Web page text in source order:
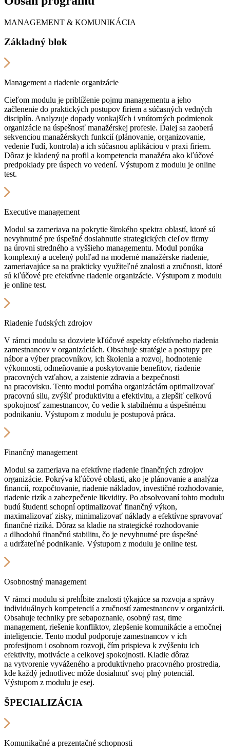
MANAGEMENT & KOMUNIKÁCIA
Základný blok
Management a riadenie organizácie
Cieľom modulu je priblíženie pojmu managementu a jeho
začlenenie do praktických postupov firiem a súčasných vedných
disciplín. Analyzuje dopady vonkajších i vnútorných podmienok
organizácie na úspešnosť manažérskej profesie. Ďalej sa zaoberá
sekvenciou manažérskych funkcií (plánovanie, organizovanie,
vedenie ľudí, kontrola) a ich súčasnou aplikáciou v praxi firiem.
Dôraz je kladený na profil a kompetencia manažéra ako kľúčové
predpoklady pre úspech vo vedení. Výstupom z modulu je online
test.
Executive management
Modul sa zameriava na pokrytie širokého spektra oblastí, ktoré sú
nevyhnutné pre úspešné dosiahnutie strategických cieľov firmy
na úrovni stredného a vyššieho managementu. Modul ponúka
komplexný a ucelený pohľad na moderné manažérske riadenie,
zameriavajúce sa na prakticky využiteľné znalosti a zručnosti, ktoré
sú kľúčové pre efektívne riadenie organizácie. Výstupom z modulu
je online test.
Riadenie ľudských zdrojov
V rámci modulu sa dozviete kľúčové aspekty efektívneho riadenia
zamestnancov v organizáciách. Obsahuje stratégie a postupy pre
nábor a výber pracovníkov, ich školenia a rozvoj, hodnotenie
výkonnosti, odmeňovanie a poskytovanie benefitov, riadenie
pracovných vzťahov, a zaistenie zdravia a bezpečnosti
na pracovisku. Tento modul pomáha organizáciám optimalizovať
pracovnú silu, zvýšiť produktivitu a efektivitu, a zlepšiť celkovú
spokojnosť zamestnancov, čo vedie k stabilnému a úspešnému
podnikaniu. Výstupom z modulu je postupová práca.
Finančný management
Modul sa zameriava na efektívne riadenie finančných zdrojov
organizácie. Pokrýva kľúčové oblasti, ako je plánovanie a analýza
financií, rozpočtovanie, riadenie nákladov, investičné rozhodovanie,
riadenie rizík a zabezpečenie likvidity. Po absolvovaní tohto modulu
budú študenti schopní optimalizovať finančný výkon,
maximalizovať zisky, minimalizovať náklady a efektívne spravovať
finančné riziká. Dôraz sa kladie na strategické rozhodovanie
a dlhodobú finančnú stabilitu, čo je nevyhnutné pre úspešné
a udržateľné podnikanie. Výstupom z modulu je online test.
Osobnostný management
V rámci modulu si prehĺbite znalosti týkajúce sa rozvoja a správy
individuálnych kompetencií a zručností zamestnancov v organizácii.
Obsahuje techniky pre sebapoznanie, osobný rast, time
management, riešenie konfliktov, zlepšenie komunikácie a emočnej
inteligencie. Tento modul podporuje zamestnancov v ich
profesijnom i osobnom rozvoji, čím prispieva k zvýšeniu ich
efektivity, motivácie a celkovej spokojnosti. Kladie dôraz
na vytvorenie vyváženého a produktívneho pracovného prostredia,
kde každý jednotlivec môže dosiahnuť svoj plný potenciál.
Výstupom z modulu je esej.
ŠPECIALIZÁCIA
Komunikačné a prezentačné schopnosti